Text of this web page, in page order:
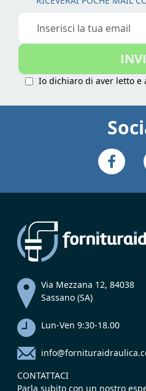
Iscriviti
nostra
Io dichiaro di aver letto e
Via Mezzana 12, 84038
Sassano (SA)
Lun-Ven 9:30-18.00
CONTATTACI
Parla subito con un nostro